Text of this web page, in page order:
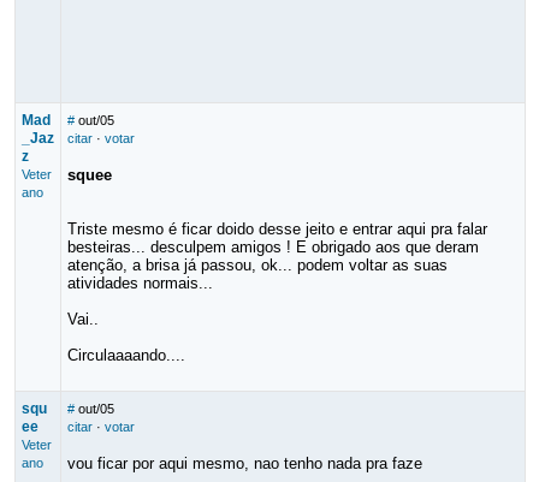
Mad
_Jaz
z
Veter
ano
# out/05
citar· votar
squee
Triste mesmo é ficar doido desse jeito e entrar aqui pra falar
besteiras... desculpem amigos ! E obrigado aos que deram
atenção, a brisa já passou, ok... podem voltar as suas
atividades normais...
Vai..
Circulaaaando....
squ
ee
Veter
ano
# out/05
citar· votar
vou ficar por aqui mesmo, nao tenho nada pra faze